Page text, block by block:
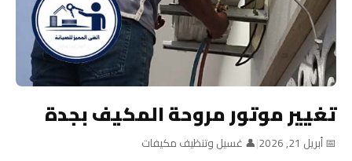
تغيير موتور مروحة المكيف بجدة
📅 أبريل 21, 2026 |👤 غسيل وتنظيف مكيفات